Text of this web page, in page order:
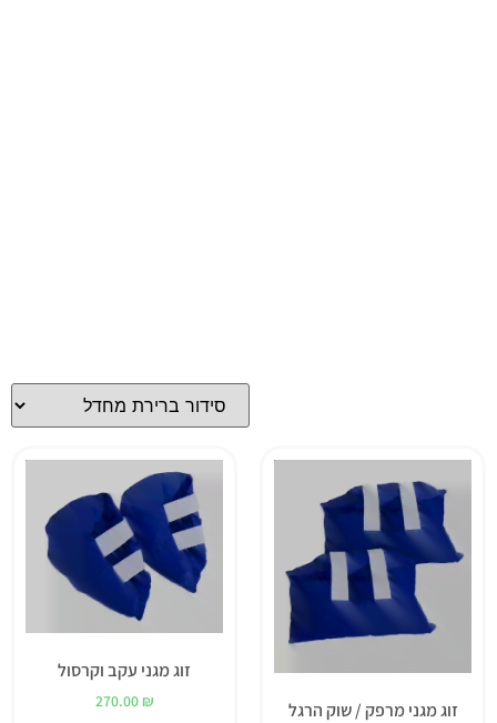
זוג מגני מרפק / שוק הרגל
זוג מגני עקב וקרסול
270.00 ₪